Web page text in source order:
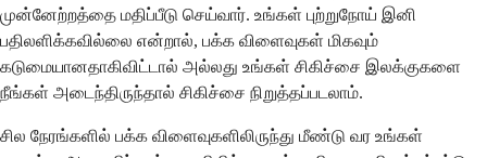
முன்னேற்றத்தை மதிப்பீடு செய்வார். உங்கள் புற்றுநோய் இனி
பதிலளிக்கவில்லை என்றால், பக்க விளைவுகள் மிகவும்
கடுமையானதாகிவிட்டால் அல்லது உங்கள் சிகிச்சை இலக்குகளை
நீங்கள் அடைந்திருந்தால் சிகிச்சை நிறுத்தப்படலாம்.
சில நேரங்களில் பக்க விளைவுகளிலிருந்து மீண்டு வர உங்கள்